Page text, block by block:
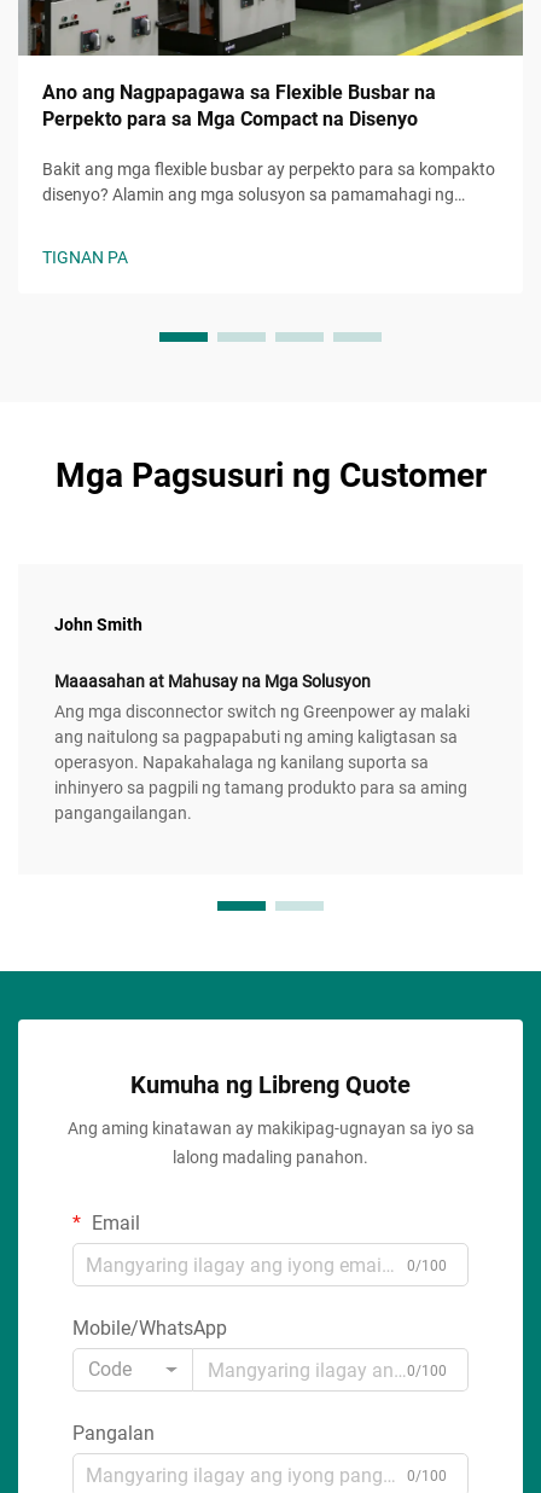
Ano ang Nagpapagawa sa Flexible Busbar na
Perpekto para sa Mga Compact na Disenyo
Bakit ang mga flexible busbar ay perpekto para sa kompakto
disenyo? Alamin ang mga solusyon sa pamamahagi ng
TIGNAN PA
Mga Pagsusuri ng Customer
John Smith
Maaasahan at Mahusay na Mga Solusyon
Ang mga disconnector switch ng Greenpower ay malaki
ang naitulong sa pagpapabuti ng aming kaligtasan sa
operasyon. Napakahalaga ng kanilang suporta sa
inhinyero sa pagpili ng tamang produkto para sa aming
pangangailangan.
Kumuha ng Libreng Quote
Ang aming kinatawan ay makikipag-ugnayan sa iyo sa
lalong madaling panahon.
Email
0/100
Mobile/WhatsApp
Code
0/100
Pangalan
0/100